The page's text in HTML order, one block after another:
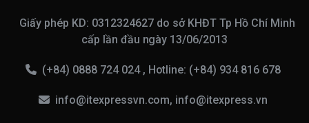
Giấy phép KD: 0312324627 do sở KHĐT Tp Hồ Chí Minh
cấp lần đầu ngày 13/06/2013
(+84) 0888 724 024 , Hotline: (+84) 934 816 678
info@itexpressvn.com, info@itexpress.vn